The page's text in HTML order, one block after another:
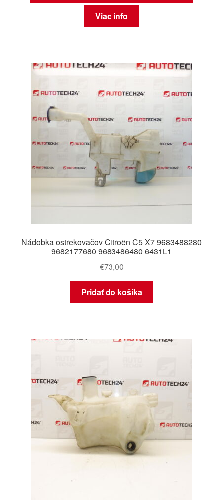
Viac info
Nádobka ostrekovačov Citroën C5 X7 9683488280
9682177680 9683486480 6431L1
€73,00
Pridať do košíka